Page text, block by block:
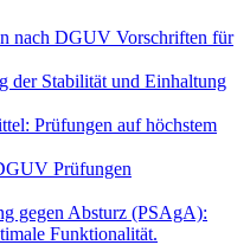
nach DGUV Vorschriften für
der Stabilität und Einhaltung
Prüfungen auf höchstem
Prüfungen
gegen Absturz (PSAgA):
Funktionalität.